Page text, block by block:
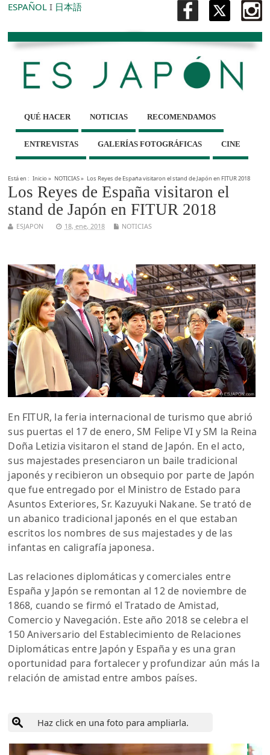
ESPAÑOL I 日本語
QUÉ HACER NOTICIAS RECOMENDAMOS
ENTREVISTAS GALERÍAS FOTOGRÁFICAS CINE
Está en : Inicio» NOTICIAS» Los Reyes de España visitaron el stand de Japón en FITUR 2018
Los Reyes de España visitaron el
stand de Japón en FITUR 2018
ESJAPON 18, ene, 2018 NOTICIAS
En FITUR, la feria internacional de turismo que abrió
sus puertas el 17 de enero, SM Felipe VI y SM la Reina
Doña Letizia visitaron el stand de Japón. En el acto,
sus majestades presenciaron un baile tradicional
japonés y recibieron un obsequio por parte de Japón
que fue entregado por el Ministro de Estado para
Asuntos Exteriores, Sr. Kazuyuki Nakane. Se trató de
un abanico tradicional japonés en el que estaban
escritos los nombres de sus majestades y de las
infantas en caligrafía japonesa.
Las relaciones diplomáticas y comerciales entre
España y Japón se remontan al 12 de noviembre de
1868, cuando se firmó el Tratado de Amistad,
Comercio y Navegación. Este año 2018 se celebra el
150 Aniversario del Establecimiento de Relaciones
Diplomáticas entre Japón y España y es una gran
oportunidad para fortalecer y profundizar aún más la
relación de amistad entre ambos países.
Haz click en una foto para ampliarla.